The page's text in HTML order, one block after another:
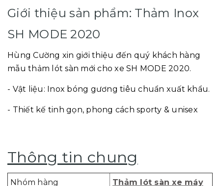
Giới thiệu sản phẩm: Thảm Inox
SH MODE 2020
Hùng Cường xin giới thiệu đến quý khách hàng
mẫu thảm lót sàn mới cho xe SH MODE 2020.
- Vật liệu: Inox bóng gương tiêu chuẩn xuất khẩu.
- Thiết kế tinh gọn, phong cách sporty & unisex
Thông tin chung
Nhóm hàng
Thảm lót sàn xe máy